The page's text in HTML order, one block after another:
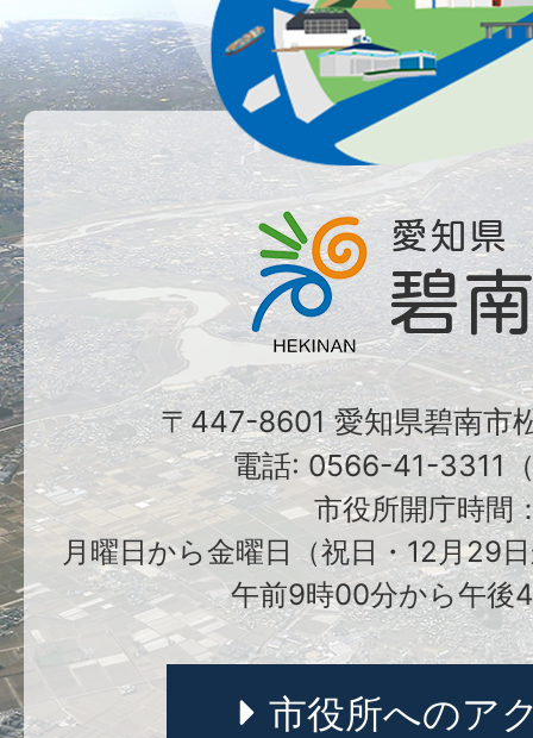
〒447-8601 愛知県碧南市
電話: 0566-41-3311
市役所開庁時間
月曜日から金曜日（祝日・12月29
午前9時00分から午後
市役所へのア